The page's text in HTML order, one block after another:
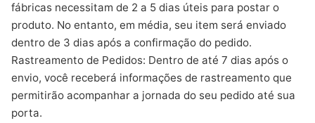
fábricas necessitam de 2 a 5 dias úteis para postar o
produto. No entanto, em média, seu item será enviado
dentro de 3 dias após a confirmação do pedido.
Rastreamento de Pedidos: Dentro de até 7 dias após o
envio, você receberá informações de rastreamento que
permitirão acompanhar a jornada do seu pedido até sua
porta.